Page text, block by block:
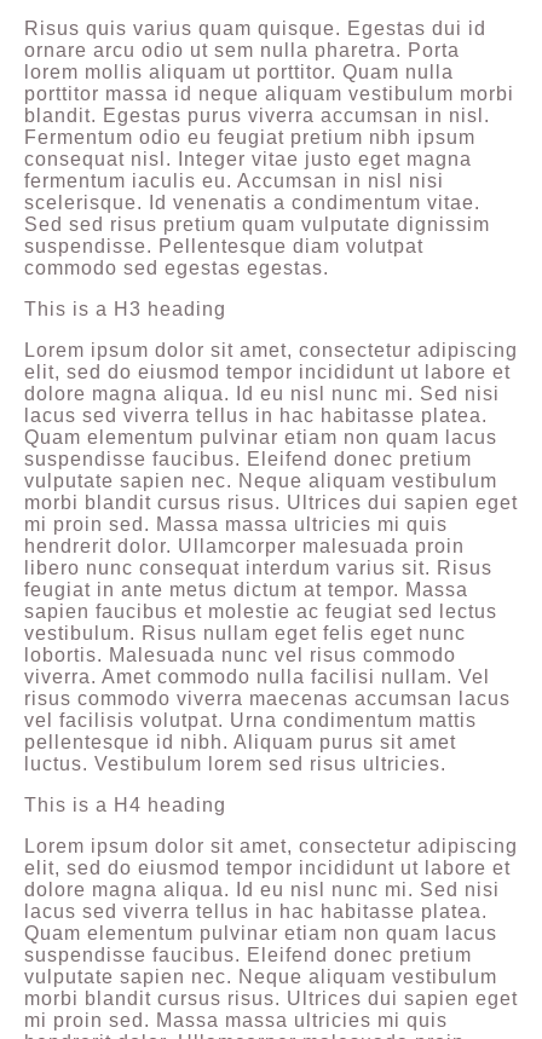
Risus quis varius quam quisque. Egestas dui id
ornare arcu odio ut sem nulla pharetra. Porta
lorem mollis aliquam ut porttitor. Quam nulla
porttitor massa id neque aliquam vestibulum morbi
blandit. Egestas purus viverra accumsan in nisl.
Fermentum odio eu feugiat pretium nibh ipsum
consequat nisl. Integer vitae justo eget magna
fermentum iaculis eu. Accumsan in nisl nisi
scelerisque. Id venenatis a condimentum vitae.
Sed sed risus pretium quam vulputate dignissim
suspendisse. Pellentesque diam volutpat
commodo sed egestas egestas.
This is a H3 heading
Lorem ipsum dolor sit amet, consectetur adipiscing
elit, sed do eiusmod tempor incididunt ut labore et
dolore magna aliqua. Id eu nisl nunc mi. Sed nisi
lacus sed viverra tellus in hac habitasse platea.
Quam elementum pulvinar etiam non quam lacus
suspendisse faucibus. Eleifend donec pretium
vulputate sapien nec. Neque aliquam vestibulum
morbi blandit cursus risus. Ultrices dui sapien eget
mi proin sed. Massa massa ultricies mi quis
hendrerit dolor. Ullamcorper malesuada proin
libero nunc consequat interdum varius sit. Risus
feugiat in ante metus dictum at tempor. Massa
sapien faucibus et molestie ac feugiat sed lectus
vestibulum. Risus nullam eget felis eget nunc
lobortis. Malesuada nunc vel risus commodo
viverra. Amet commodo nulla facilisi nullam. Vel
risus commodo viverra maecenas accumsan lacus
vel facilisis volutpat. Urna condimentum mattis
pellentesque id nibh. Aliquam purus sit amet
luctus. Vestibulum lorem sed risus ultricies.
This is a H4 heading
Lorem ipsum dolor sit amet, consectetur adipiscing
elit, sed do eiusmod tempor incididunt ut labore et
dolore magna aliqua. Id eu nisl nunc mi. Sed nisi
lacus sed viverra tellus in hac habitasse platea.
Quam elementum pulvinar etiam non quam lacus
suspendisse faucibus. Eleifend donec pretium
vulputate sapien nec. Neque aliquam vestibulum
morbi blandit cursus risus. Ultrices dui sapien eget
mi proin sed. Massa massa ultricies mi quis